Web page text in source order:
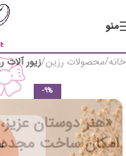
«هنر دوستان
امکان ساخت
منو
خانه محصولات رزین زیور آلات
-9%